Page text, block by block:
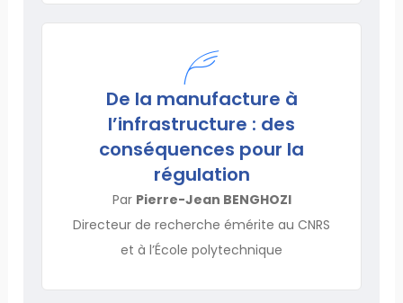
De la manufacture à
l’infrastructure : des
conséquences pour la
régulation
Par Pierre-Jean BENGHOZI
Directeur de recherche émérite au CNRS
et à l’École polytechnique